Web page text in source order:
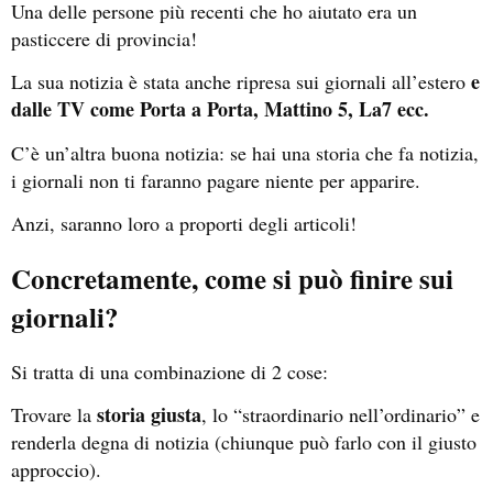
Una delle persone più recenti che ho aiutato era un
pasticcere di provincia!
La sua notizia è stata anche ripresa sui giornali all’estero e
dalle TV come Porta a Porta, Mattino 5, La7 ecc.
C’è un’altra buona notizia: se hai una storia che fa notizia,
i giornali non ti faranno pagare niente per apparire.
Anzi, saranno loro a proporti degli articoli!
Concretamente, come si può finire sui
giornali?
Si tratta di una combinazione di 2 cose:
Trovare la storia giusta, lo “straordinario nell’ordinario” e
renderla degna di notizia (chiunque può farlo con il giusto
approccio).